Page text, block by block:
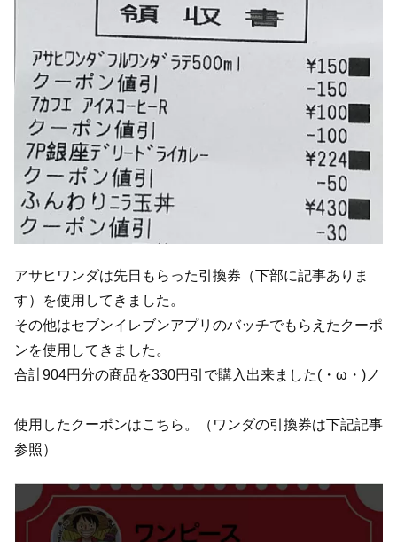
アサヒワンダは先日もらった引換券（下部に記事ありま
す）を使用してきました。
その他はセブンイレブンアプリのバッチでもらえたクーポ
ンを使用してきました。
合計904円分の商品を330円引で購入出来ました(・ω・)ノ
使用したクーポンはこちら。（ワンダの引換券は下記記事
参照）